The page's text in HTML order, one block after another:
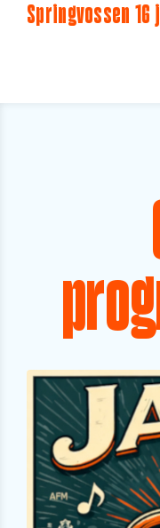
Springvossen